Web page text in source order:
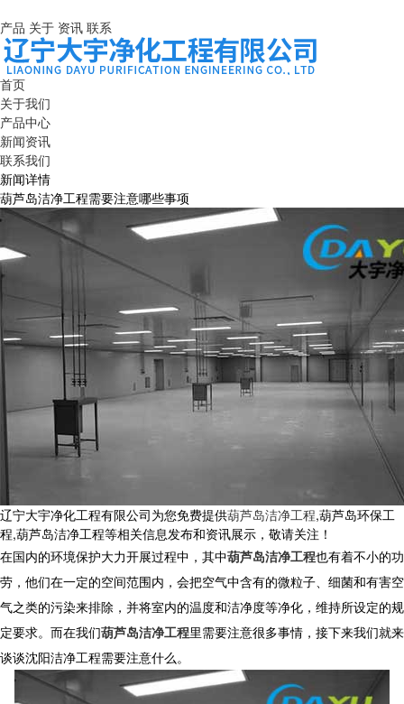
产品 关于 资讯 联系
首页
关于我们
产品中心
新闻资讯
联系我们
新闻详情
葫芦岛洁净工程需要注意哪些事项
辽宁大宇净化工程有限公司为您免费提供葫芦岛洁净工程,葫芦岛环保工
程,葫芦岛洁净工程等相关信息发布和资讯展示，敬请关注！
在国内的环境保护大力开展过程中，其中葫芦岛洁净工程也有着不小的功
劳，他们在一定的空间范围内，会把空气中含有的微粒子、细菌和有害空
气之类的污染来排除，并将室内的温度和洁净度等净化，维持所设定的规
定要求。而在我们葫芦岛洁净工程里需要注意很多事情，接下来我们就来
谈谈沈阳洁净工程需要注意什么。